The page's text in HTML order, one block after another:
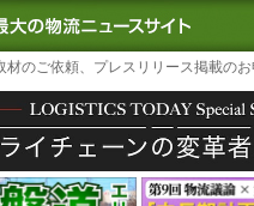
TODAY｜国内最大の
材のご依頼、プレスリリース掲載の